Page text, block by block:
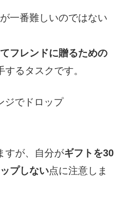
一番難しいのではない
フレンドに贈るための
するタスクです。
ジでドロップ
すが、自分がギフトを30
プしない点に注意しま